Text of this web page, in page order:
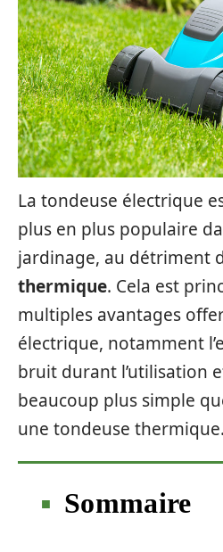
La tondeuse électrique
plus en plus populaire
jardinage, au détriment
thermique. Cela est
multiples avantages
électrique, notamment
bruit durant l’utilisation
beaucoup plus simple
une tondeuse thermique.
Sommaire